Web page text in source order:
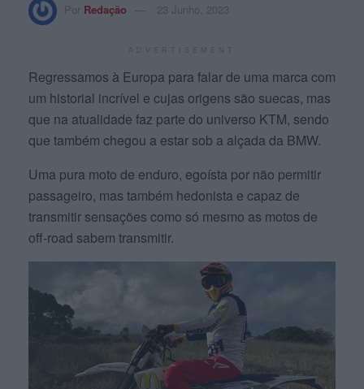
Por Redação 23 Junho, 2023
Regressamos à Europa para falar de uma marca com
um historial incrível e cujas origens são suecas, mas
que na atualidade faz parte do universo KTM, sendo
que também chegou a estar sob a alçada da BMW.
Uma pura moto de enduro, egoísta por não permitir
passageiro, mas também hedonista e capaz de
transmitir sensações como só mesmo as motos de
off-road sabem transmitir.